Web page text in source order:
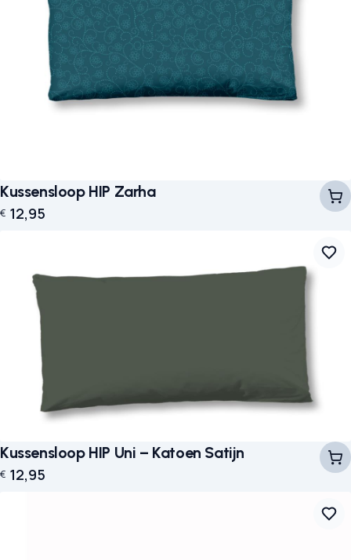
Kussensloop HIP Zarha
€ 12,95
Kussensloop HIP Uni – Katoen Satijn
€ 12,95